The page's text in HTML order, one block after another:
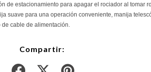
de estacionamiento para apagar el rociador al tomar
suave para una operación conveniente, manija
cable de alimentación.
Compartir: